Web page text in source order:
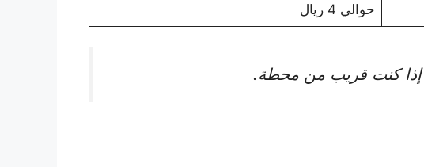
حوالي 4 ريال
إذا كنت قريب من محطة.